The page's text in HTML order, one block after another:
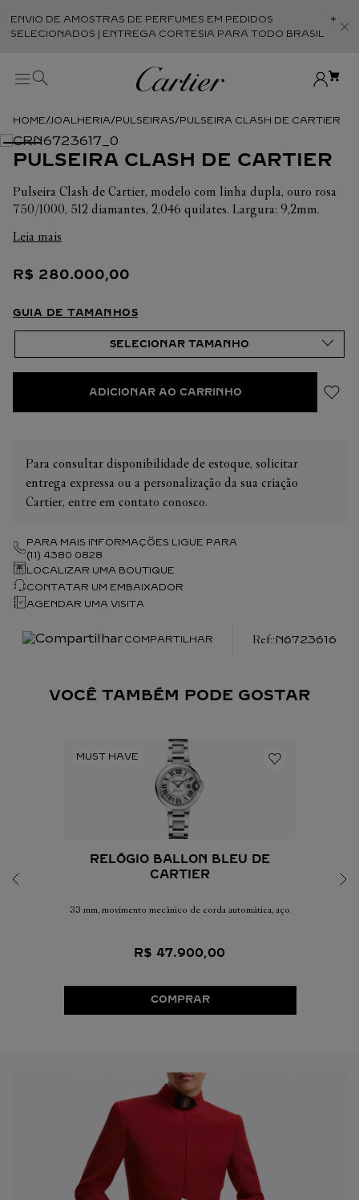
ENVIO DE AMOSTRAS DE PERFUMES EM PEDIDOS
SELECIONADOS | ENTREGA CORTESIA PARA TODO BRASIL
JOALHERIA PULSEIRAS PULSEIRA CLASH DE CARTIER
PULSEIRA CLASH DE CARTIER
Pulseira Clash de Cartier, modelo com linha dupla, ouro rosa
750/1000, 512 diamantes, 2,046 quilates. Largura: 9,2mm.
Leia mais
R$ 280.000,00
GUIA DE TAMANHOS
ADICIONAR AO CARRINHO
Para consultar disponibilidade de estoque, solicitar
entrega expressa ou a personalização da sua criação
Cartier, entre em contato conosco.
PARA MAIS INFORMAÇÕES LIGUE PARA
(11) 4380 0828
LOCALIZAR UMA BOUTIQUE
CONTATAR UM EMBAIXADOR
AGENDAR UMA VISITA
COMPARTILHAR :N6723616
VOCÊ TAMBÉM PODE GOSTAR
RELÓGIO BALLON BLEU DE
CARTIER
33 mm, movimento mecânico de corda automática, aço
R$ 47.900,00
COMPRAR